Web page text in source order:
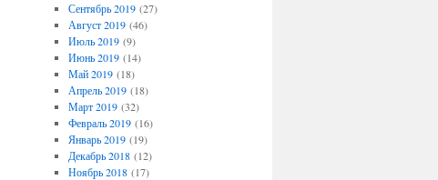
Сентябрь 2019(27)
Август 2019(46)
Июль 2019(9)
Июнь 2019(14)
Май 2019(18)
Апрель 2019(18)
Март 2019(32)
Февраль 2019(16)
Январь 2019(19)
Декабрь 2018(12)
Ноябрь 2018(17)